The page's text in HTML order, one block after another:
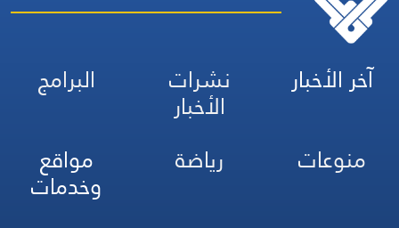
آخر الأخبار نشرات
الأخبار
البرامج
منوعات
رياضة مواقع
وخدمات